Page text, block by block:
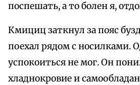
поспешать, а то болен я,
Кмициц заткнул за пояс
поехал рядом с носилками.
успокоиться не мог. Он
хладнокровие и